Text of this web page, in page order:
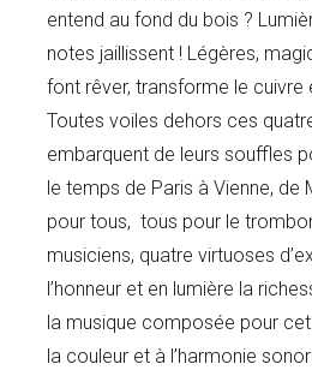
entend au fond du bois ?
notes jaillissent ! Légères,
font rêver, transforme le cuivre
Toutes voiles dehors ces
embarquent de leurs souffles
le temps de Paris à Vienne, de
pour tous, tous pour le
musiciens, quatre virtuoses
l’honneur et en lumière la
la musique composée pour
la couleur et à l’harmonie